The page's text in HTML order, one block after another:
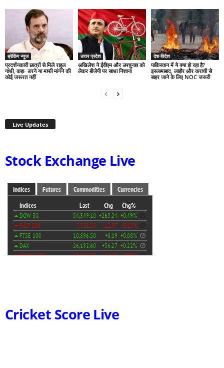
ब्रेकिंग न्यूज
प्रदर्शनकारी छात्रों से मिले राहुल
गांधी, कहा- डरने या माफी मांगने की
कोई जरूरत नहीं
उत्तर प्रदेश
अखिलेश ने ईवीएम और उपचुनाव को
लेकर बीजेपी पर साधा निशाना
देश-विदेश
पाकिस्तान में ये क्या हो रहा है?
इस्लामाबाद, लाहौर और कराची से
बाहर जाने के लिए NOC जरूरी
Live Updates
Stock Exchange Live
Cricket Score Live